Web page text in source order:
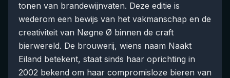
tonen van brandewijnvaten. Deze editie is
wederom een bewijs van het vakmanschap en de
creativiteit van Nøgne Ø binnen de craft
bierwereld. De brouwerij, wiens naam Naakt
Eiland betekent, staat sinds haar oprichting in
2002 bekend om haar compromisloze bieren van